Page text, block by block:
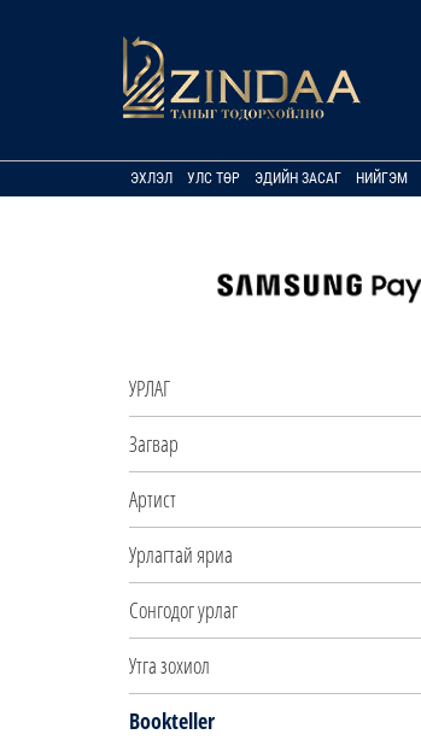
ЭХЛЭЛ УЛС ТӨР ЭДИЙН ЗАСАГ НИЙГЭМ
УРЛАГ
Загвар
Артист
Урлагтай яриа
Сонгодог урлаг
Утга зохиол
Bookteller